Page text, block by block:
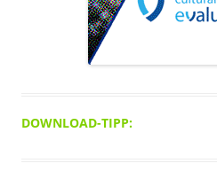
DOWNLOAD-TIPP: